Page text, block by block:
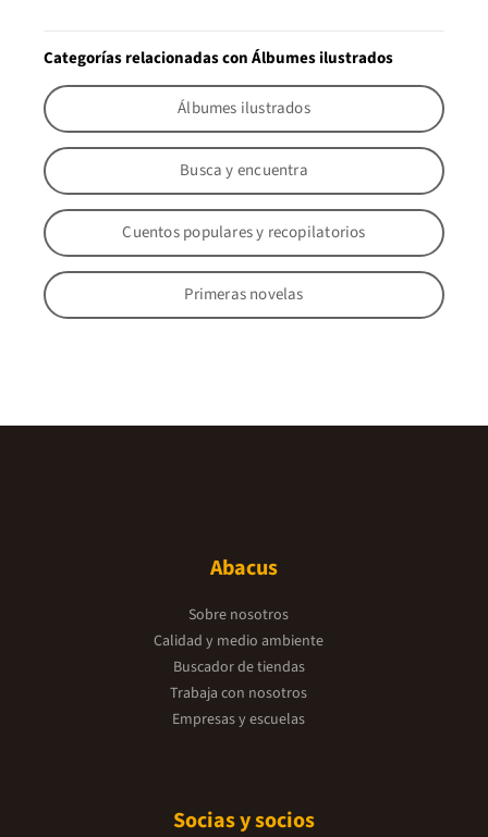
Categorías relacionadas con Álbumes ilustrados
Álbumes ilustrados
Busca y encuentra
Cuentos populares y recopilatorios
Primeras novelas
Abacus
Sobre nosotros
Calidad y medio ambiente
Buscador de tiendas
Trabaja con nosotros
Empresas y escuelas
Socias y socios